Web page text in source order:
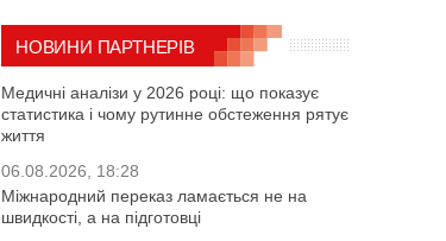
НОВИНИ ПАРТНЕРІВ
Медичні аналізи у 2026 році: що показує
статистика і чому рутинне обстеження рятує
життя
06.08.2026, 18:28
Міжнародний переказ ламається не на
швидкості, а на підготовці